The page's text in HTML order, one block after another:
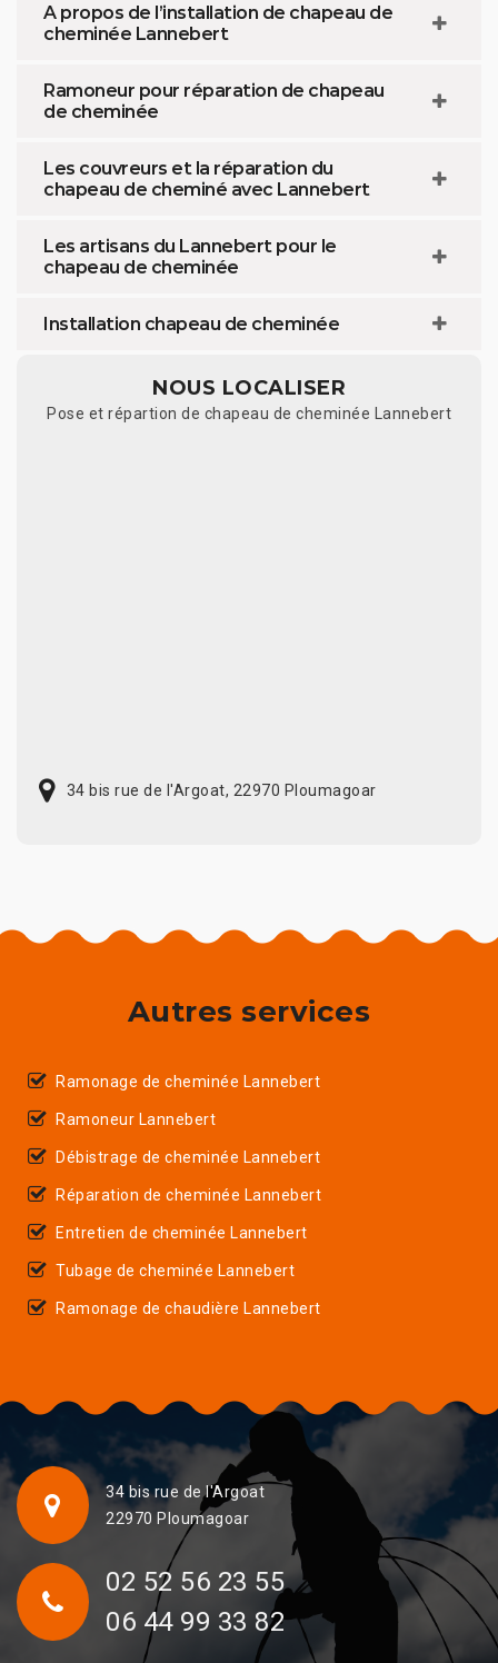
A propos de l’installation de chapeau de
cheminée Lannebert
Ramoneur pour réparation de chapeau
de cheminée
Les couvreurs et la réparation du
chapeau de cheminé avec Lannebert
Les artisans du Lannebert pour le
chapeau de cheminée
Installation chapeau de cheminée
NOUS LOCALISER
Pose et répartion de chapeau de cheminée Lannebert
34 bis rue de l'Argoat, 22970 Ploumagoar
Autres services
Ramonage de cheminée Lannebert
Ramoneur Lannebert
Débistrage de cheminée Lannebert
Réparation de cheminée Lannebert
Entretien de cheminée Lannebert
Tubage de cheminée Lannebert
Ramonage de chaudière Lannebert
34 bis rue de l'Argoat
22970 Ploumagoar
02 52 56 23 55
06 44 99 33 82